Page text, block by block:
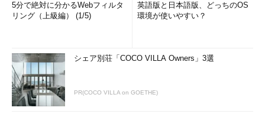
5分で絶対に分かるWebフィルタ
リング（上級編） (1/5)
英語版と日本語版、どっちのOS
環境が使いやすい？
シェア別荘「COCO VILLA Owners」3選
PR(COCO VILLA on GOETHE)